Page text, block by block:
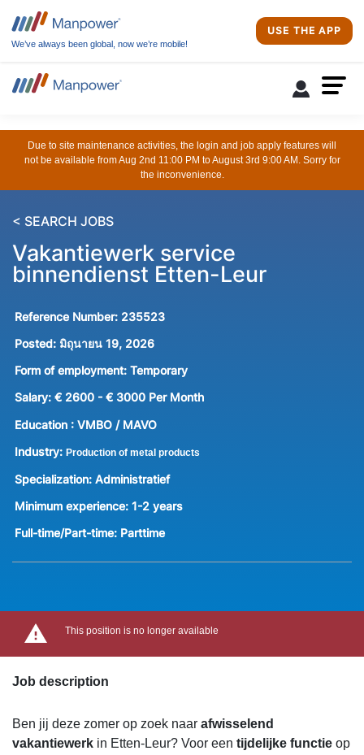
We’ve always been global, now we’re mobile!
USE THE APP
Due to site maintenance activities, the login and job apply features will
not be available from Aug 2nd 11:00 PM to August 3rd 9:00 AM. Sorry for
the inconvenience.
< SEARCH JOBS
Vakantiewerk service
binnendienst Etten-Leur
Reference Number: 235523
Posted: มิถุนายน 19, 2026
Form of employment: Temporary
Salary: € 2600 - € 3000 Per Month
Education : VMBO / MAVO
Industry: Production of metal products
Specialization: Administratief
Minimum experience: 1-2 years
Full-time/Part-time: Parttime
This position is no longer available
Job description
Ben jij deze zomer op zoek naar afwisselend
vakantiewerk in Etten-Leur? Voor een tijdelijke functie op